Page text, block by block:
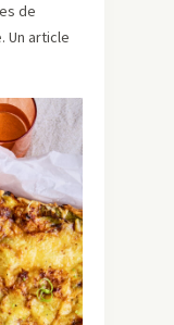
de
Un article